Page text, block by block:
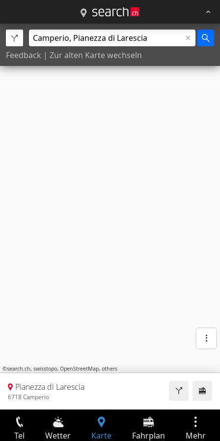
Feedback | Zur alten Karte wechseln
©search.ch, swisstopo, OpenStreetMap, others
Pianezza di Larescia
6718 Camperio
Tel Wetter Karte Fahrplan Mehr